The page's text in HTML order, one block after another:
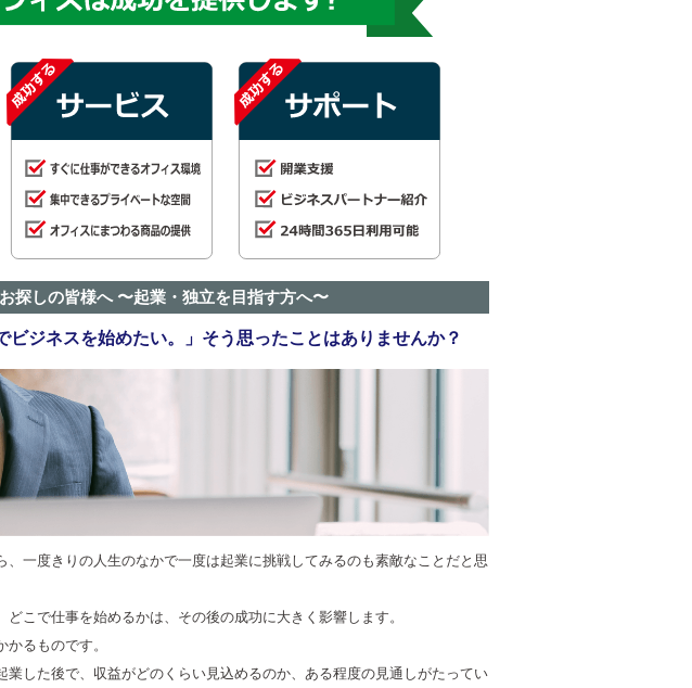
探しの皆様へ 〜起業・独立を目指す方へ〜
ビジネスを始めたい。」そう思ったことはありませんか？
、一度きりの人生のなかで一度は起業に挑戦してみるのも素敵なことだと思
こで仕事を始めるかは、その後の成功に大きく影響します。
るものです。
した後で、収益がどのくらい見込めるのか、ある程度の見通しがたってい